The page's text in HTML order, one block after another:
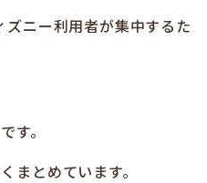
ニー利用者が集中するた
す。
まとめています。